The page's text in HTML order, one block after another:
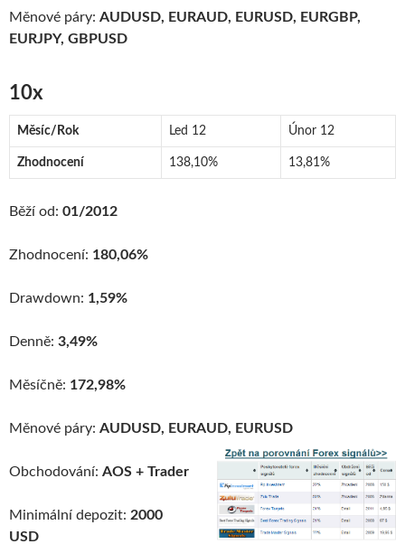
Měnové páry: AUDUSD, EURAUD, EURUSD, EURGBP,
EURJPY, GBPUSD
10x
Měsíc/Rok Led 12 Únor 12
Zhodnocení 138,10% 13,81%
Běží od: 01/2012
Zhodnocení: 180,06%
Drawdown: 1,59%
Denně: 3,49%
Měsíčně: 172,98%
Měnové páry: AUDUSD, EURAUD, EURUSD
Obchodování: AOS + Trader
Minimální depozit: 2000
USD